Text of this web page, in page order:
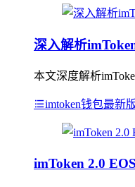
深入解析
本文深度解析
imtoken钱包最新
imToken 2.0